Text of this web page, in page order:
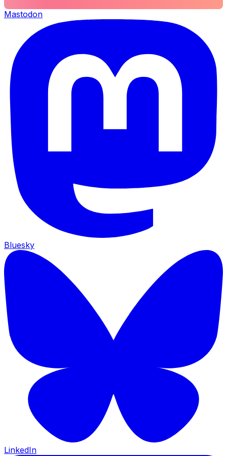
Mastodon
Bluesky
LinkedIn